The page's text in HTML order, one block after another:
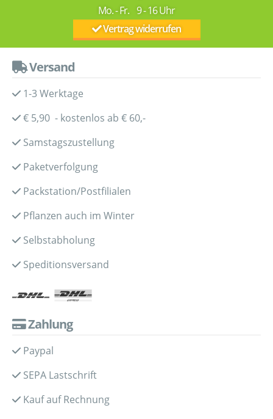
Mo. - Fr. 9 - 16 Uhr
Vertrag widerrufen
Versand
1-3 Werktage
€ 5,90 - kostenlos ab € 60,-
Samstagszustellung
Paketverfolgung
Packstation/Postfilialen
Pflanzen auch im Winter
Selbstabholung
Speditionsversand
Zahlung
Paypal
SEPA Lastschrift
Kauf auf Rechnung